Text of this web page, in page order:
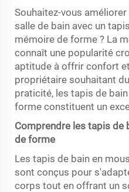
Souhaitez-vous
salle de bain avec un
mémoire de forme ? La
connaît une popularité
aptitude à offrir confort
propriétaire souhaitant
praticité, les tapis de
forme constituent un
Comprendre les tapis de
de forme
Les tapis de bain en
sont conçus pour
corps tout en offrant un